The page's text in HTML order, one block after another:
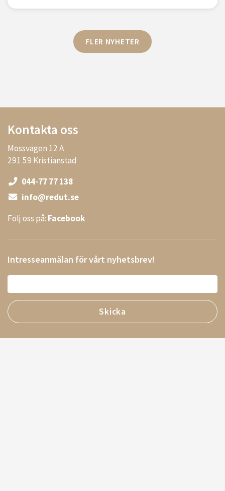
FLER NYHETER
Kontakta oss
Mossvägen 12 A
291 59 Kristianstad
044-77 77 138
info@redut.se
Följ oss på: Facebook
Intresseanmälan för vårt nyhetsbrev!